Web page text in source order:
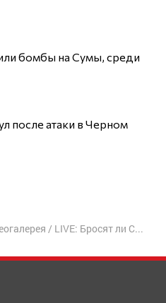
бомбы на Сумы, среди
после атаки в Черном
/ LIVE: Бросят ли США Европу на съедение Путину? | Юрий Фельштинский